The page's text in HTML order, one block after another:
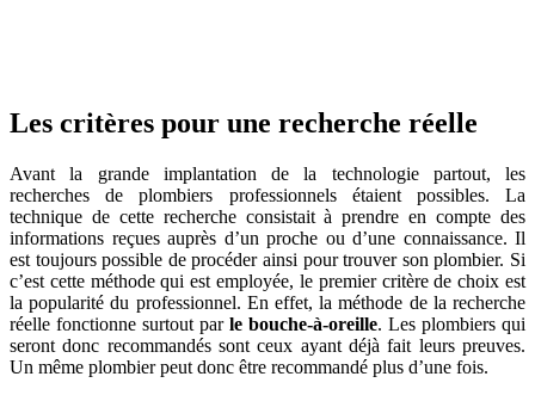
Les critères pour une recherche réelle
Avant la grande implantation de la technologie partout, les
recherches de plombiers professionnels étaient possibles. La
technique de cette recherche consistait à prendre en compte des
informations reçues auprès d’un proche ou d’une connaissance. Il
est toujours possible de procéder ainsi pour trouver son plombier. Si
c’est cette méthode qui est employée, le premier critère de choix est
la popularité du professionnel. En effet, la méthode de la recherche
réelle fonctionne surtout par le bouche-à-oreille. Les plombiers qui
seront donc recommandés sont ceux ayant déjà fait leurs preuves.
Un même plombier peut donc être recommandé plus d’une fois.